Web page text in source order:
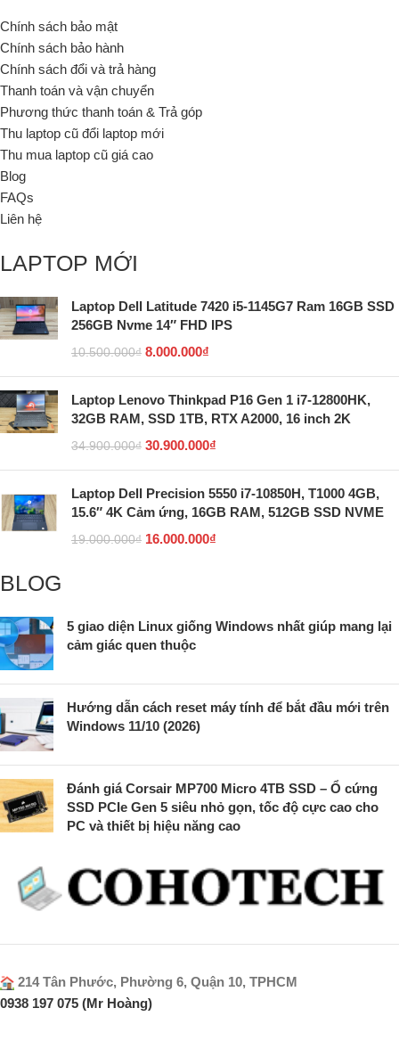
Chính sách bảo mật
Chính sách bảo hành
Chính sách đổi và trả hàng
Thanh toán và vận chuyển
Phương thức thanh toán & Trả góp
Thu laptop cũ đổi laptop mới
Thu mua laptop cũ giá cao
Blog
FAQs
Liên hệ
LAPTOP MỚI
Laptop Dell Latitude 7420 i5-1145G7 Ram 16GB SSD
256GB Nvme 14″ FHD IPS
10.500.000₫ 8.000.000₫
Laptop Lenovo Thinkpad P16 Gen 1 i7-12800HK,
32GB RAM, SSD 1TB, RTX A2000, 16 inch 2K
34.900.000₫ 30.900.000₫
Laptop Dell Precision 5550 i7-10850H, T1000 4GB,
15.6″ 4K Cảm ứng, 16GB RAM, 512GB SSD NVME
19.000.000₫ 16.000.000₫
BLOG
5 giao diện Linux giống Windows nhất giúp mang lại
cảm giác quen thuộc
Hướng dẫn cách reset máy tính để bắt đầu mới trên
Windows 11/10 (2026)
Đánh giá Corsair MP700 Micro 4TB SSD – Ổ cứng
SSD PCIe Gen 5 siêu nhỏ gọn, tốc độ cực cao cho
PC và thiết bị hiệu năng cao
214 Tân Phước, Phường 6, Quận 10, TPHCM
0938 197 075 (Mr Hoàng)